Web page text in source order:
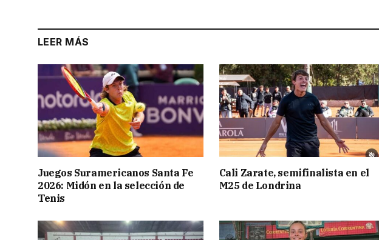
LEER MÁS
Juegos Suramericanos Santa Fe
2026: Midón en la selección de
Tenis
Cali Zarate, semifinalista en el
M25 de Londrina